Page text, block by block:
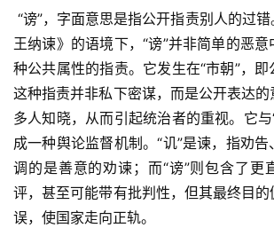
“谤”，字面意思是指公开指责别人的过错。但在《邹忌讽齐
王纳谏》的语境下，“谤”并非简单的恶
种公共属性的指责。它发生在“市朝”，
这种指责并非私下密谋，而是公开表达
多人知晓，从而引起统治者的重视。它与
成一种舆论监督机制。“讥”是谏，指劝
调的是善意的劝谏；而“谤”则包含了更
评，甚至可能带有批判性，但其最终目
误，使国家走向正轨。